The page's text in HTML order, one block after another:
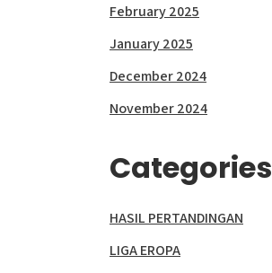
February 2025
January 2025
December 2024
November 2024
Categories
HASIL PERTANDINGAN
LIGA EROPA